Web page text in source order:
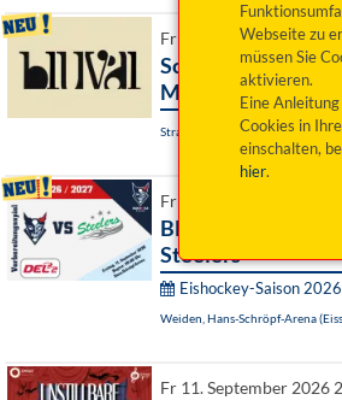
Webseite zu
müssen Sie
aktivieren.
Eine
Cookies in
einschalten,
hier.
Fr 11. September 2026
Schubertiade /
Meisterkurs Lied
Straubing, Herzogsschloss -
Fr 11. September 2026
Blue Devils
Steelers
Eishockey-Saison
Weiden, Hans-Schröpf-Arena
Fr 11. September 2026